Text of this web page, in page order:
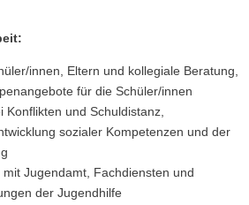
innen, Eltern und kollegiale Beratung,
für die Schüler/innen
Konflikten und Schuldistanz,
sozialer Kompetenzen und der
Jugendamt, Fachdiensten und
der Jugendhilfe